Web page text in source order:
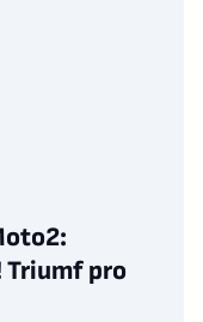
Triumf pro